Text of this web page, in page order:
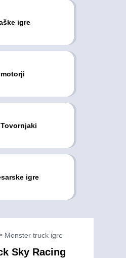
igre
igre
Monster truck igre
Sky Racing